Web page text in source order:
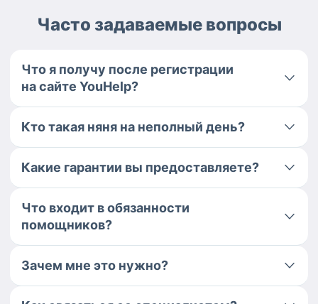
Часто задаваемые вопросы
Что я получу после регистрации
на сайте YouHelp?
Кто такая няня на неполный день?
Какие гарантии вы предоставляете?
Что входит в обязанности
помощников?
Зачем мне это нужно?